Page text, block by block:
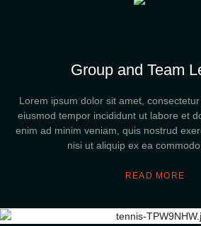
Group and Team
Lorem ipsum dolor sit amet,
eiusmod tempor incididunt ut labore et
enim ad minim veniam, quis nostrud
nisi ut aliquip ex ea
READ MORE